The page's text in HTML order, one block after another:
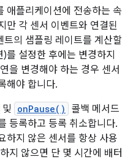
애플리케이션에 전송하는 속
만 각 센서 이벤트와 연결된
의 샘플링 레이트를 계산할
를 설정한 후에는 변경하지
을 변경해야 하는 경우 센서
해야 합니다.
및 onPause()
콜백 메서드
등록하고 등록 취소합니다.
하지 않은 센서를 항상 사용
지 않으면 단 몇 시간에 배터